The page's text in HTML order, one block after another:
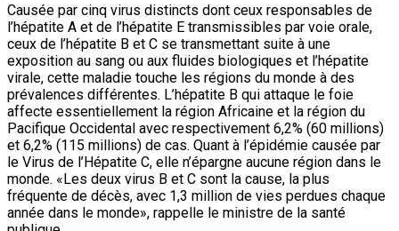
Causée par cinq virus distincts dont ceux responsables de
l’hépatite A et de l’hépatite E transmissibles par voie orale,
ceux de l’hépatite B et C se transmettant suite à une
exposition au sang ou aux fluides biologiques et l’hépatite
virale, cette maladie touche les régions du monde à des
prévalences différentes. L’hépatite B qui attaque le foie
affecte essentiellement la région Africaine et la région du
Pacifique Occidental avec respectivement 6,2% (60 millions)
et 6,2% (115 millions) de cas. Quant à l’épidémie causée par
le Virus de l’Hépatite C, elle n’épargne aucune région dans le
monde. «Les deux virus B et C sont la cause, la plus
fréquente de décès, avec 1,3 million de vies perdues chaque
année dans le monde», rappelle le ministre de la santé